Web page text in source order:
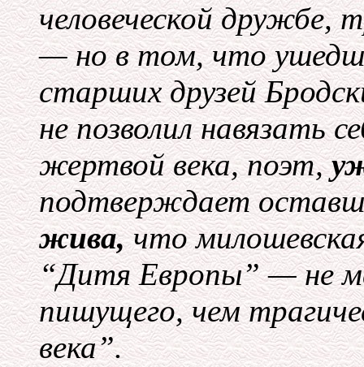
человеческой дружбе,
— но в том, что
старших друзей
не позволил навязать
жертвой века, поэт,
подтверждает
жива,что
“Дитя Европы” — не
пишущего, чем
века”.